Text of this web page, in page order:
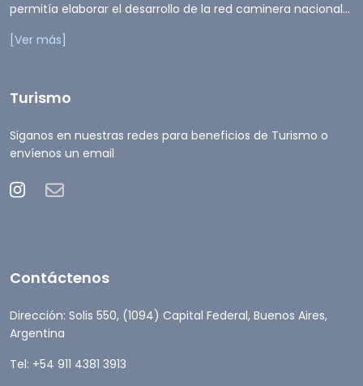
permitía elaborar el desarrollo de la red caminera nacional...
[Ver más]
Turismo
Siganos en nuestras redes para beneficios de Turismo o
envíenos un email
Contáctenos
Dirección: Solis 550, (1094) Capital Federal, Buenos Aires,
Argentina
Tel: +54 911 4381 3913